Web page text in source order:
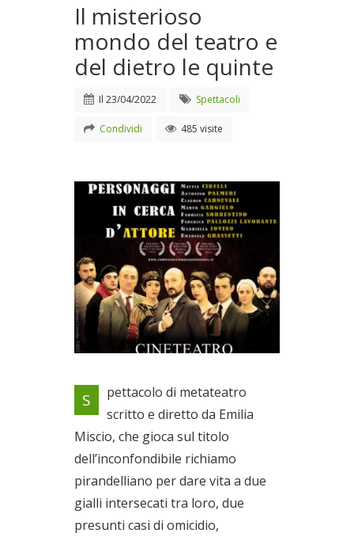
Il misterioso
mondo del teatro e
del dietro le quinte
Il 23/04/2022 Spettacoli
Condividi 485 visite
Il misterioso mondo del
teatro e del dietro le quinte
Il 23/04/2022
S
pettacolo di metateatro
scritto e diretto da Emilia
Miscio, che gioca sul titolo
dell’inconfondibile richiamo
pirandelliano per dare vita a due
gialli intersecati tra loro, due
presunti casi di omicidio,